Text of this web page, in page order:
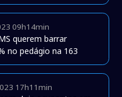
09h14min
querem barrar
no pedágio na 163
17h11min